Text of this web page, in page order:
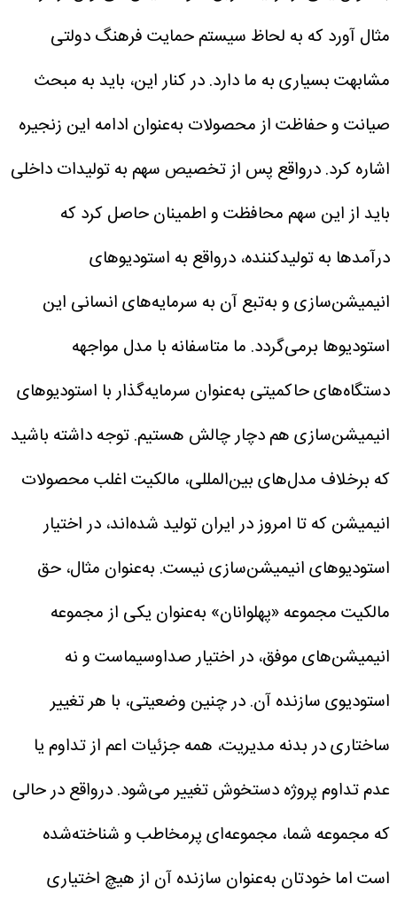
مثال آورد که به لحاظ سیستم حمایت فرهنگ دولتی
مشابهت‌ بسیاری به ما دارد.در کنار این، باید به مبحث
صیانت و حفاظت از محصولات به‌عنوان ادامه این زنجیره
اشاره کرد. درواقع پس از تخصیص سهم به تولیدات داخلی
باید از این سهم محافظت و اطمینان حاصل کرد که
درآمدها به تولیدکننده، درواقع به استودیوهای
انیمیشن‌سازی و به‌تبع آن به سرمایه‌های انسانی این
استودیوها برمی‌گردد. ما متاسفانه با مدل مواجهه
دستگاه‌های حاکمیتی به‌عنوان سرمایه‌گذار با استودیوهای
انیمیشن‌سازی هم دچار چالش هستیم. توجه داشته باشید
که برخلاف مدل‌های بین‌المللی، مالکیت اغلب محصولات
انیمیشن که تا امروز در ایران تولید شده‌اند، در اختیار
استودیوهای انیمیشن‌سازی نیست. به‌عنوان مثال، حق
مالکیت مجموعه «پهلوانان» به‌عنوان یکی از مجموعه
انیمیشن‌های موفق، در اختیار صداوسیماست و نه
استودیوی سازنده آن. در چنین وضعیتی، با هر تغییر
ساختاری در بدنه مدیریت، همه جزئیات اعم از تداوم یا
عدم تداوم پروژه دستخوش تغییر می‌شود.درواقع در حالی
که مجموعه شما، مجموعه‌ای پرمخاطب و شناخته‌شده
است اما خودتان به‌عنوان سازنده آن از هیچ اختیاری